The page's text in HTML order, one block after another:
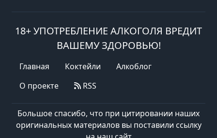
18+ УПОТРЕБЛЕНИЕ АЛКОГОЛЯ ВРЕДИТ
ВАШЕМУ ЗДОРОВЬЮ!
Главная Коктейли
Алкоблог
О проекте
RSS
Большое спасибо, что при цитировании наших
оригинальных материалов вы поставили ссылку